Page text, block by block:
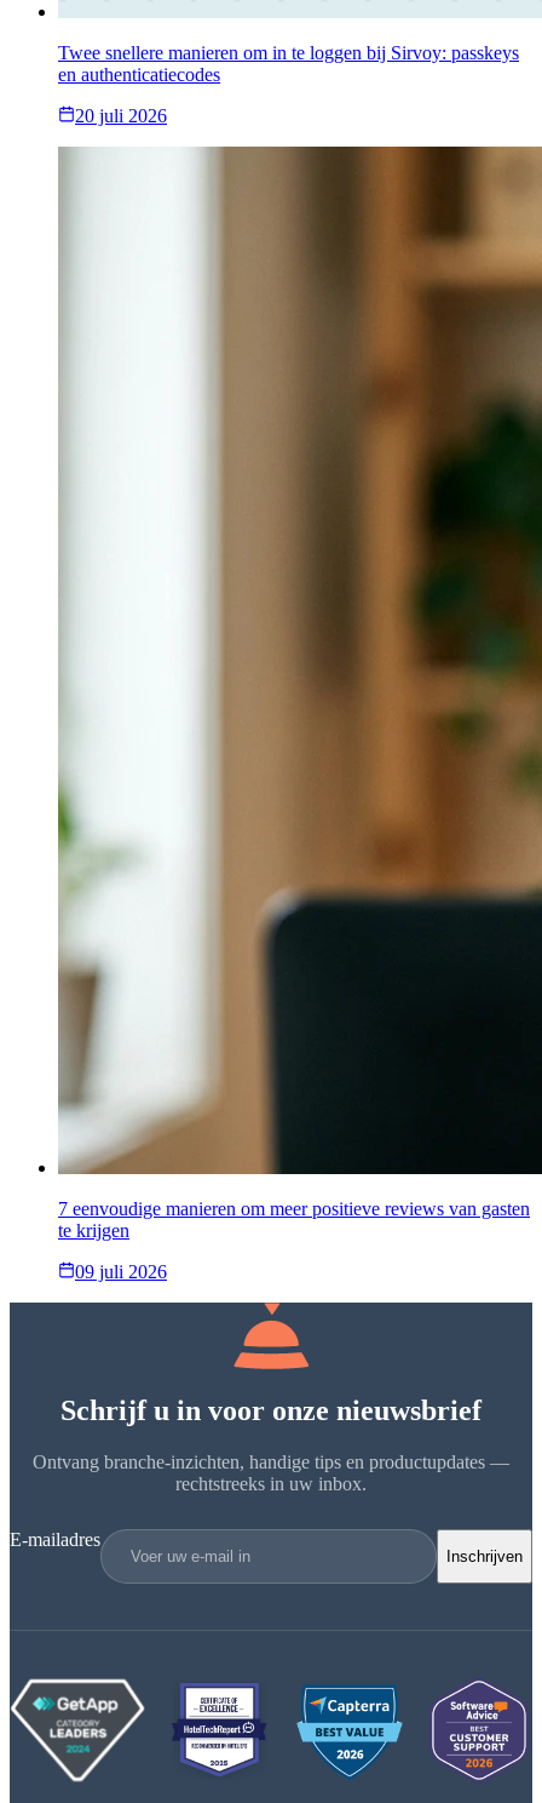
Twee snellere manieren om in te loggen bij Sirvoy: passkeys
en authenticatiecodes
20 juli 2026
7 eenvoudige manieren om meer positieve reviews van gasten
te krijgen
09 juli 2026
Schrijf u in voor onze nieuwsbrief
Ontvang branche-inzichten, handige tips en productupdates —
rechtstreeks in uw inbox.
E-mailadres
Inschrijven